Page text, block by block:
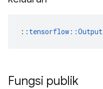
:: tensorflow::Output
Fungsi publik